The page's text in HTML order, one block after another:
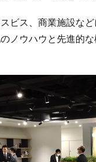
ビス、商業施設な
ノウハウと先進的